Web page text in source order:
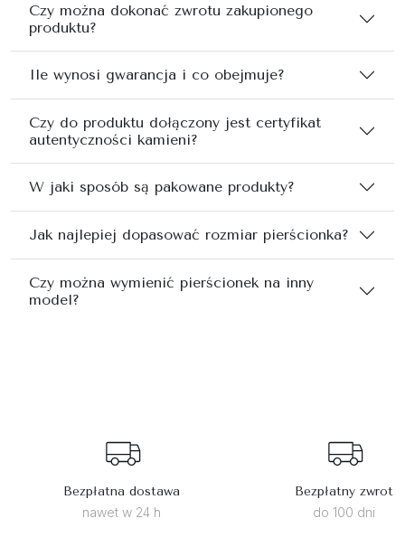
Czy można dokonać zwrotu zakupionego
produktu?
Ile wynosi gwarancja i co obejmuje?
Czy do produktu dołączony jest certyfikat
autentyczności kamieni?
W jaki sposób są pakowane produkty?
Jak najlepiej dopasować rozmiar pierścionka?
Czy można wymienić pierścionek na inny
model?
Bezpłatna dostawa
nawet w 24 h
Bezpłatny zwrot
do 100 dni